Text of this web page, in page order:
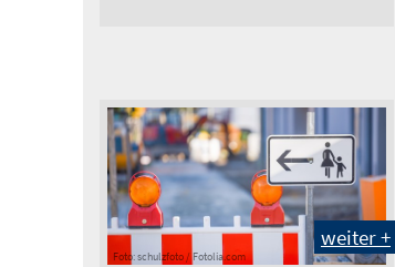
Foto: schulzfoto / Fotolia.com
weiter +